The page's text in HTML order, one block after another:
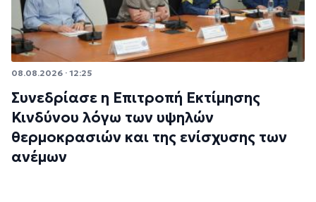
08.08.2026 · 12:25
Συνεδρίασε η Επιτροπή Εκτίμησης
Κινδύνου λόγω των υψηλών
θερμοκρασιών και της ενίσχυσης των
ανέμων